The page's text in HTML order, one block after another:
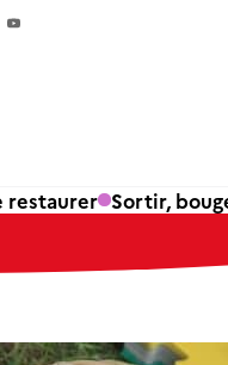
restaurer Sortir,